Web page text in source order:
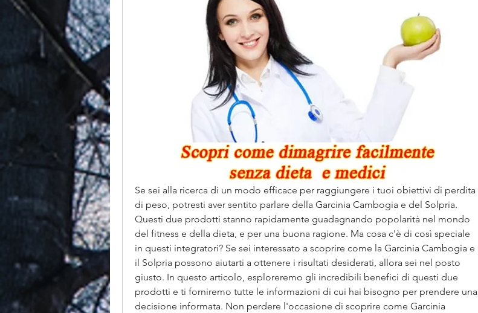
Se sei alla ricerca di un modo efficace per raggiungere i tuoi obiettivi di perdita
di peso, potresti aver sentito parlare della Garcinia Cambogia e del Solpria.
Questi due prodotti stanno rapidamente guadagnando popolarità nel mondo
del fitness e della dieta, e per una buona ragione. Ma cosa c'è di così speciale
in questi integratori? Se sei interessato a scoprire come la Garcinia Cambogia e
il Solpria possono aiutarti a ottenere i risultati desiderati, allora sei nel posto
giusto. In questo articolo, esploreremo gli incredibili benefici di questi due
prodotti e ti forniremo tutte le informazioni di cui hai bisogno per prendere una
decisione informata. Non perdere l'occasione di scoprire come Garcinia